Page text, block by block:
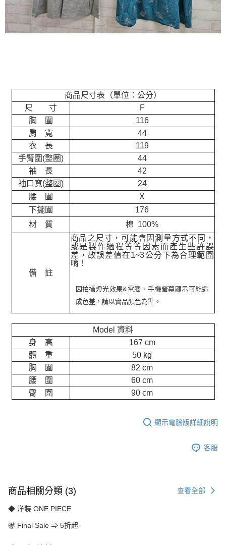
商品尺寸表（單位：公分）
尺 寸
F
胸 圍
116
肩 寬
44
衣 長
119
手臂圍(整圈)
44
袖 長
42
袖口寬(整圈)
24
腰 圍
X
下擺圍
176
材 質
棉 100%
備 註
商品之尺寸，可能會因測量方式不同，
或是製作過程等等因素而產生些許誤
差，故誤差值在1~3公分下為合理範圍
唷！
因拍攝燈光效果&電腦、手機螢幕顯示可能造
成色差，請以實品顏色為準。
Model 資料
身 高
167 cm
體 重
50 kg
胸 圍
82 cm
腰 圍
60 cm
臀 圍
90 cm
顯示電腦版詳細說明
客服
商品相關分類 (3) 查看全部
◆ 洋裝 ONE PIECE
🉐 Final Sale ⇒ 5折起